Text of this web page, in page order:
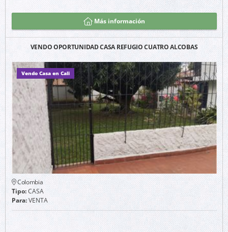
Más información
VENDO OPORTUNIDAD CASA REFUGIO CUATRO ALCOBAS
Vendo Casa en Cali
Colombia
Tipo:CASA
Para:VENTA